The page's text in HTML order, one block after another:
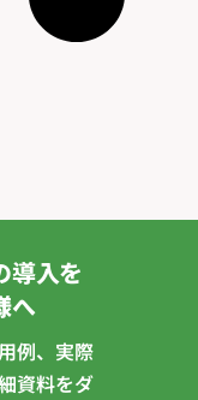
導入を
へ
例、実際
資料をダ